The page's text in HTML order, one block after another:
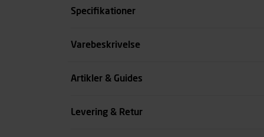
Specifikationer
Størrelse
Varebeskrivelse
Artikler & Guides
Levering & Retur